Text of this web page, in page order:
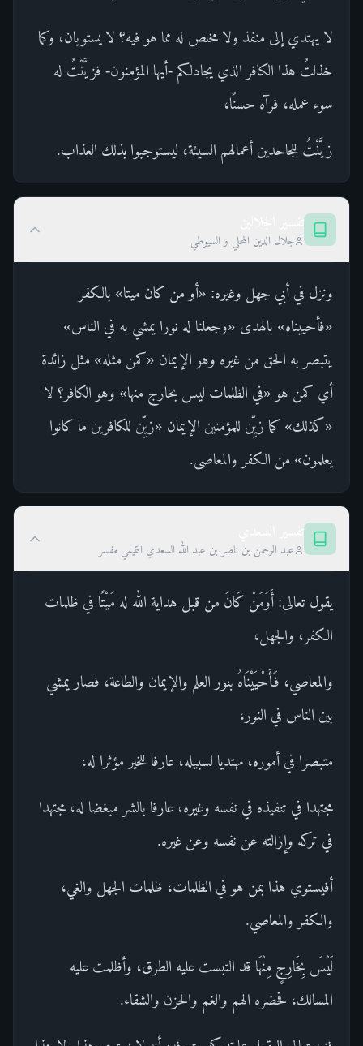
لا يهتدي إلى منفذ ولا مخلص له مما هو فيه؟ لا يستويان، وكما
خذلتُ هذا الكافر الذي يجادلكم -أيها المؤمنون- فزيَّنْتُ له
سوء عمله، فرآه حسنًا،
زيَّنْتُ للجاحدين أعمالهم السيئة؛ ليستوجبوا بذلك العذاب.
جلال الدين المحلي و السيوطي
ونزل في أبي جهل وغيره: «أو من كان ميتا» بالكفر
«فأحييناه» بالهدى «وجعلنا له نورا يمشي به في الناس»
يتبصر به الحق من غيره وهو الإيمان «كمن مثله» مثل زائدة
أي كمن هو «في الظلمات ليس بخارج منها» وهو الكافر؟ لا
«كذلك» كما زيِّن للمؤمنين الإيمان «زيِّن للكافرين ما كانوا
يعلمون» من الكفر والمعاصى.
عبد الرحمن بن ناصر بن عبد الله السعدي التميمي مفسر
يقول تعالى: أَوَمَنْ كَانَ من قبل هداية الله له مَيْتًا في ظلمات
الكفر، والجهل،
والمعاصي، فَأَحْيَيْنَاهُ بنور العلم والإيمان والطاعة، فصار يمشي
بين الناس في النور،
متبصرا في أموره، مهتديا لسبيله، عارفا للخير مؤثرا له،
مجتهدا في تنفيذه في نفسه وغيره، عارفا بالشر مبغضا له، مجتهدا
في تركه وإزالته عن نفسه وعن غيره.
أفيستوي هذا بمن هو في الظلمات، ظلمات الجهل والغي،
والكفر والمعاصي.
لَيْسَ بِخَارِجٍ مِنْهَا قد التبست عليه الطرق، وأظلمت عليه
المسالك، فحضره الهم والغم والحزن والشقاء.